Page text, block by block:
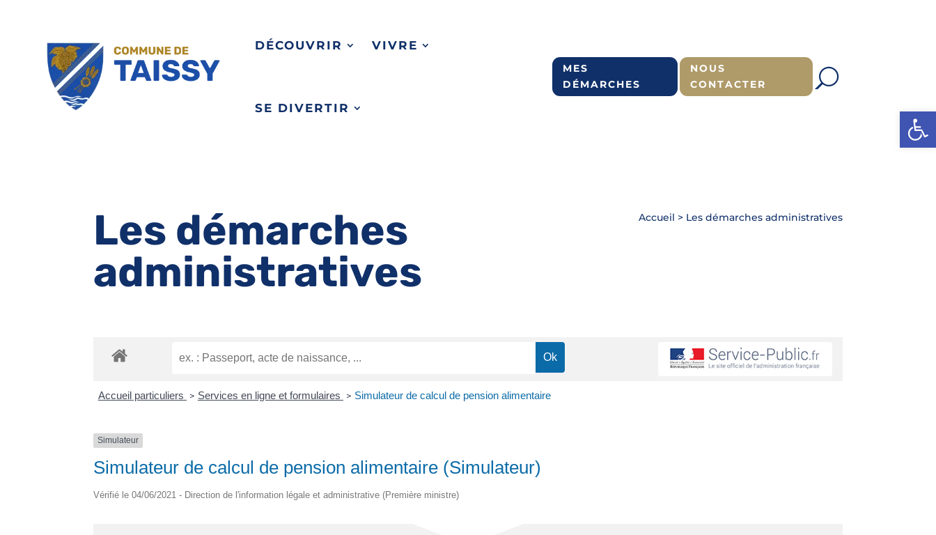
Ouvrir
DÉCOUVRIR VIVRE
SE DIVERTIR
MES
DÉMARCHES
NOUS
CONTACTER
Les démarches
administratives
Accueil > Les démarches administratives
Accueil particuliers > Services en ligne et formulaires > Simulateur de calcul de pension alimentaire
Simulateur
Simulateur de calcul de pension alimentaire (Simulateur)
Vérifié le 04/06/2021 - Direction de l'information légale et administrative (Première ministre)